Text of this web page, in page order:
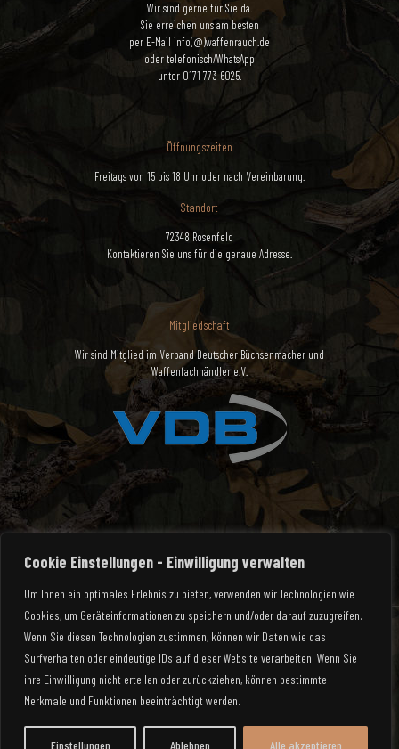
Cookie Einstellungen - Einwilligung verwalten
Um Ihnen ein optimales Erlebnis zu bieten, verwenden wir Technologien wie
Cookies, um Geräteinformationen zu speichern und/oder darauf zuzugreifen.
Wenn Sie diesen Technologien zustimmen, können wir Daten wie das
Surfverhalten oder eindeutige IDs auf dieser Website verarbeiten. Wenn Sie
ihre Einwilligung nicht erteilen oder zurückziehen, können bestimmte
Merkmale und Funktionen beeinträchtigt werden.
Einstellungen Ablehnen Alle akzeptieren
Wir sind gerne für Sie da.
Sie erreichen uns am besten
per E-Mail info(@)waffenrauch.de
oder telefonisch/WhatsApp
unter 0171 773 6025.
Öffnungszeiten
Freitags von 15 bis 18 Uhr oder nach Vereinbarung.
Standort
72348 Rosenfeld
Kontaktieren Sie uns für die genaue Adresse.
Mitgliedschaft
Wir sind Mitglied im Verband Deutscher Büchsenmacher und
Waffenfachhändler e.V.
© 2025 Waffen Rauch | All Rights Reserved
Mein Konto
Zahlungsarten Versandarten